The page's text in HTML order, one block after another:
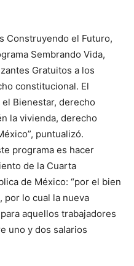
Construyendo el Futuro,
Sembrando Vida,
Gratuitos a los
constitucional. El
Bienestar, derecho
la vivienda, derecho
puntualizó.
programa es hacer
de la Cuarta
de México: “por el bien
por lo cual la nueva
aquellos trabajadores
uno y dos salarios